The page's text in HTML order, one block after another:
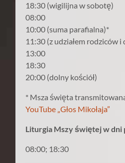
18:30 (wigilijna w sobotę)
08:00
10:00 (suma parafialna)*
11:30 (z udziałem rodziców i
13:00
18:30
20:00 (dolny kościół)
* Msza święta
YouTube „Głos Mikołaja”
Liturgia Mszy świętej w dni
08:00; 18:30